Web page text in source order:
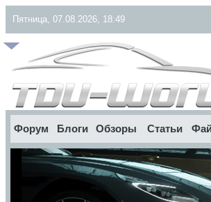
Пятница, 07.08.2026, 18:49
Форум Блоги Обзоры Статьи